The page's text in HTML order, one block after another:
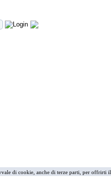
di cookie, anche di terze parti, per